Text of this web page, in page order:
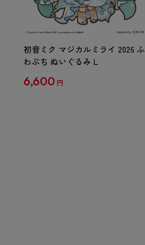
初音ミク マジカルミライ 2026 ふ
わぷち ぬいぐるみ L
6,600 円